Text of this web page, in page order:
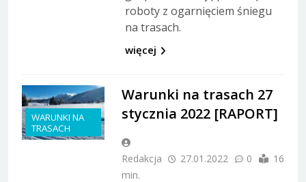
roboty z ogarnięciem śniegu
na trasach.
więcej
WARUNKI NA
TRASACH
Warunki na trasach 27
stycznia 2022 [RAPORT]
Redakcja 27.01.2022 0
16
min.